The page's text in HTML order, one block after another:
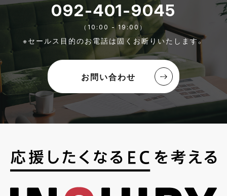
092-401-9045
（10:00 - 19:00）
※セールス目的のお電話は固くお断りいたします。
お問い合わせ